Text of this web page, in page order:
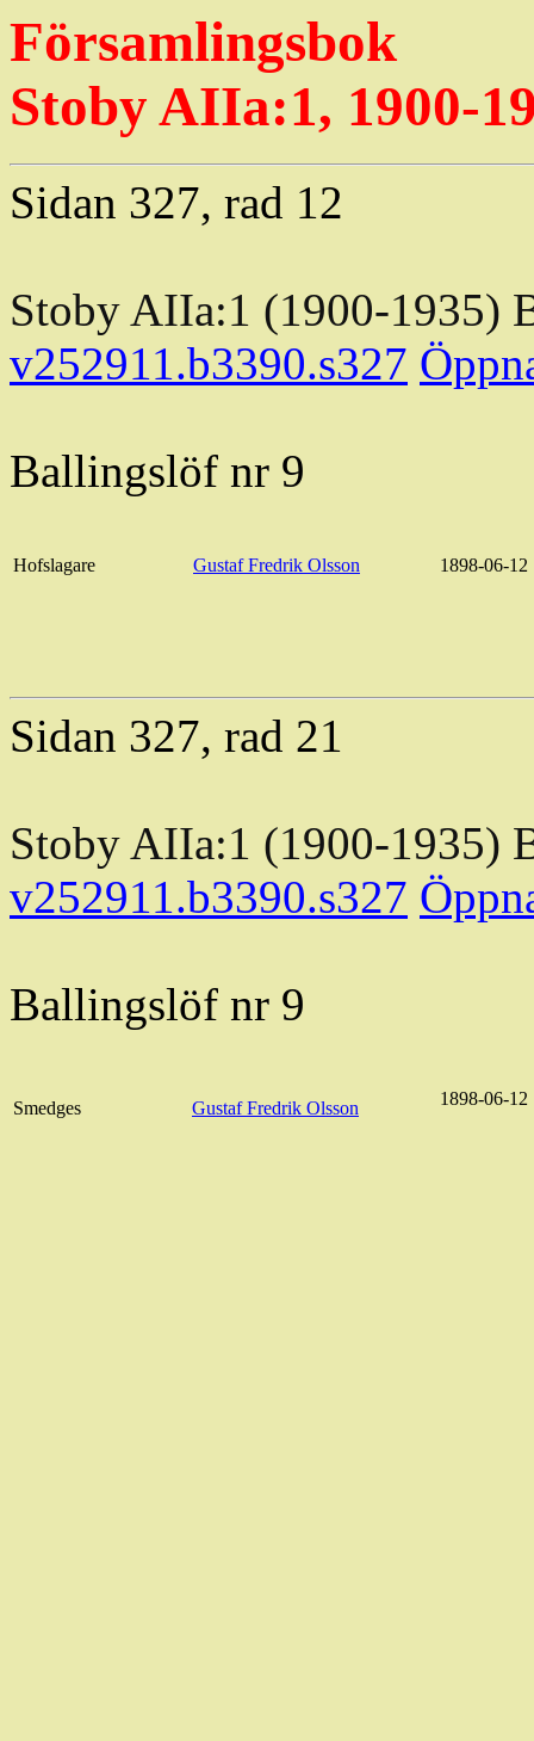
Församlingsbok
StobyAIIa:1, 1900-
Sidan 327, rad 12
Stoby AIIa:1 (1900-1935)
v252911.b3390.s327
Ballingslöf nr 9
Hofslagare Gustaf Fredrik Olsson 1898-06-12
Sidan 327, rad 21
Stoby AIIa:1 (1900-1935)
v252911.b3390.s327
Ballingslöf nr 9
Smedges Gustaf Fredrik Olsson 1898-06-12